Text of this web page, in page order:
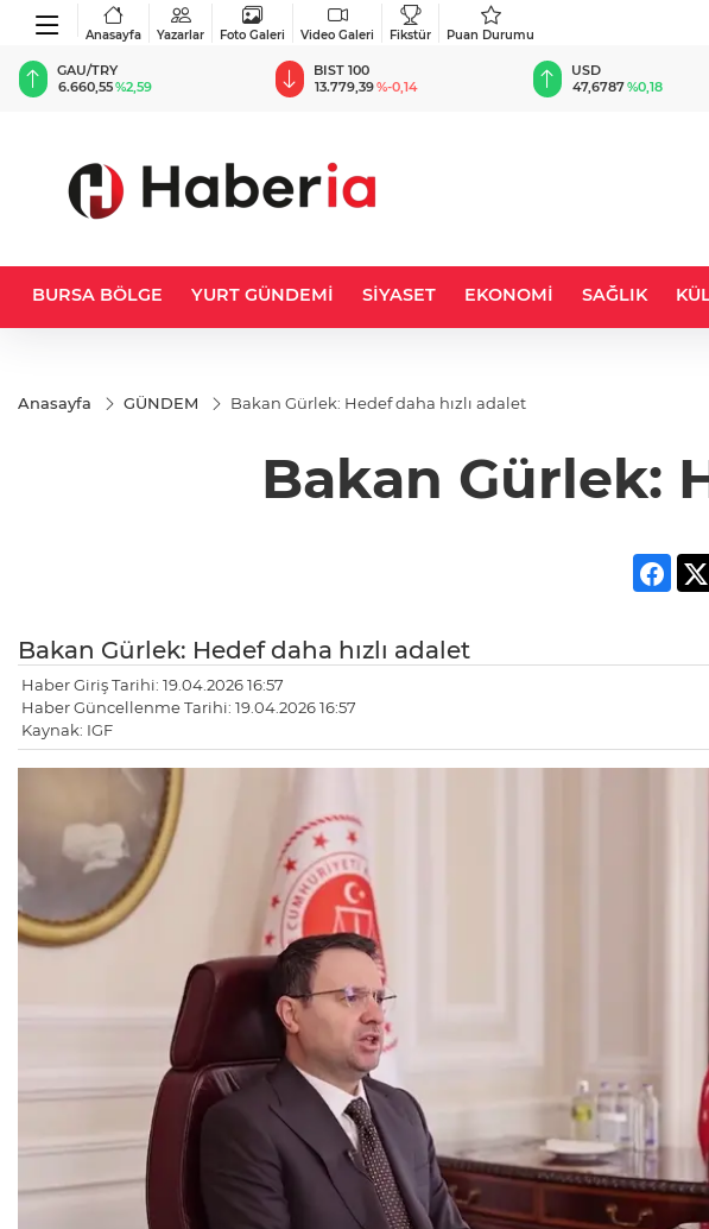
Anasayfa Yazarlar Foto Galeri Video Galeri Fikstür Puan Durumu
BIST 100
13.779,39%-0,14
USD
47,6787%0,18
EUR
55,1254%0,32
BURSA BÖLGE YURT GÜNDEMİ SİYASET EKONOMİ SAĞLIK
Anasayfa GÜNDEM Bakan Gürlek: Hedef daha hızlı adalet
Bakan Gürlek:
Bakan Gürlek: Hedef daha hızlı adalet
Haber Giriş Tarihi: 19.04.2026 16:57
Haber Güncellenme Tarihi: 19.04.2026 16:57
Kaynak: IGF